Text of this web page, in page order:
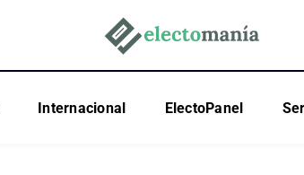
Internacional ElectoPanel